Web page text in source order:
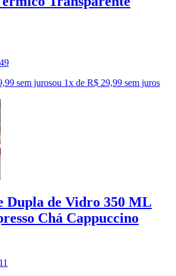
49
sem jurosou 1x de R$ 29,99 sem juros
Dupla de Vidro 350 ML
Chá Cappuccino
11